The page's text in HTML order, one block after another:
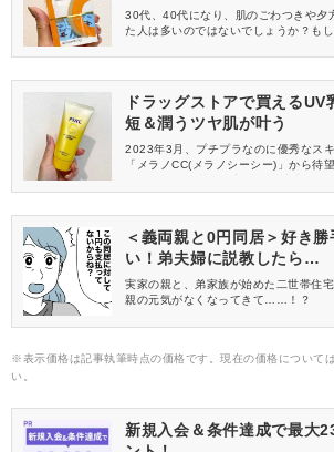
30代、40代になり、肌のごわつきや夕
た人は多いのではないでしょうか？も
させず角質ケアができるObagi(オバジ)
ぜひチェックしてみてください。
ドラッグストアで買える
短＆潤うツヤ肌が叶う
2023年3月、プチプラなのに優秀なス
「メラノCC(メラノシーシー)」から待
完了する「メラノCC ディープケアUV
ひチェックしてみてください。
＜義両親と0円同居＞好き
い！弟夫婦に説教したら…
実家の親と、弟家族が始めた二世帯住
親の元気がなくなってきて……！？
※表示価格は記事執筆時点の価格です。現在の価格について
い。
新規入会＆条件達成で最大